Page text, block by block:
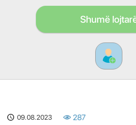
Shumë
09.08.2023 287